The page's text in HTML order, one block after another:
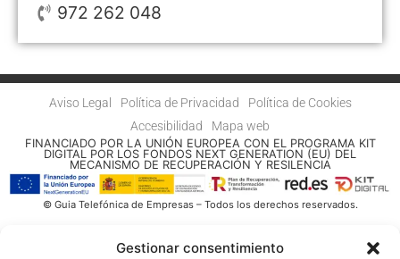
Gestionar consentimiento
972 262 048
Aviso Legal Política de Privacidad
Política de Cookies
Accesibilidad
Mapa web
FINANCIADO POR LA UNIÓN EUROPEA CON EL PROGRAMA KIT
DIGITAL POR LOS FONDOS NEXT GENERATION (EU) DEL
MECANISMO DE RECUPERACIÓN Y RESILENCIA
© Guia Telefónica de Empresas – Todos los derechos reservados.